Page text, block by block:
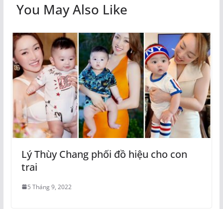
You May Also Like
Lý Thùy Chang phối đồ hiệu cho con
trai
5 Tháng 9, 2022